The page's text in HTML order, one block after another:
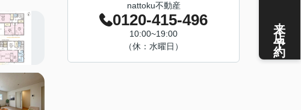
nattoku不動産
0120-415-496
10:00~19:00
（休：水曜日）
来店予約